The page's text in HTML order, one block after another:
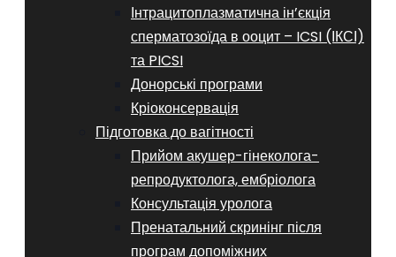
Інтрацитоплазматична ін’єкція
сперматозоїда в ооцит – ICSI (ІКСІ)
та PICSI
Донорські програми
Кріоконсервація
Підготовка до вагітності
Прийом акушер-гінеколога-
репродуктолога, ембріолога
Консультація уролога
Пренатальний скринінг після
програм допоміжних